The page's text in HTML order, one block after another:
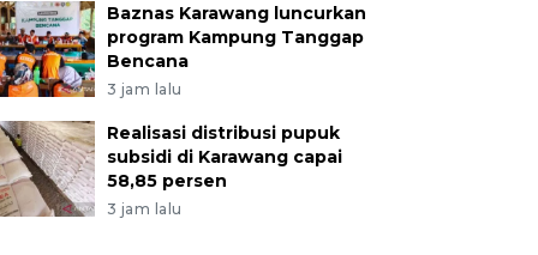
Baznas Karawang luncurkan
program Kampung Tanggap
Bencana
3 jam lalu
Realisasi distribusi pupuk
subsidi di Karawang capai
58,85 persen
3 jam lalu